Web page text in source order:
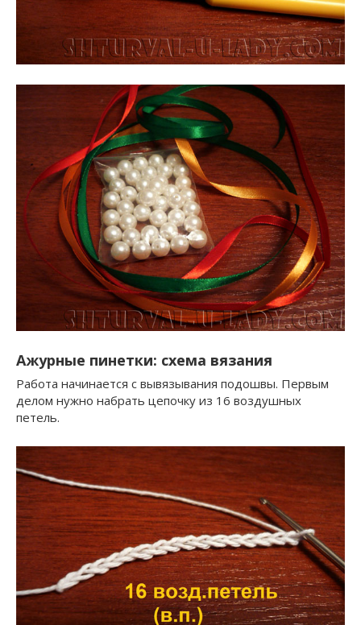
Ажурные пинетки: схема вязания
Работа начинается с вывязывания подошвы. Первым
делом нужно набрать цепочку из 16 воздушных
петель.